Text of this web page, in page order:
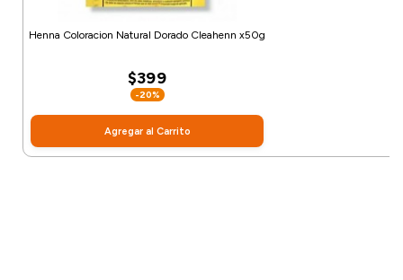
Henna Coloracion Natural Dorado Cleahenn x50g
$399
-20%
Agregar al Carrito